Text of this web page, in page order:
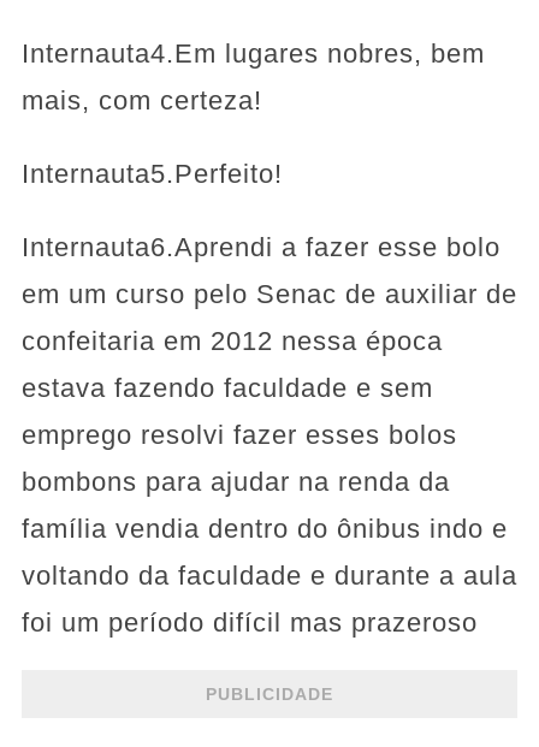
Internauta4.Em lugares nobres, bem
mais, com certeza!
Internauta5.Perfeito!
Internauta6.Aprendi a fazer esse bolo
em um curso pelo Senac de auxiliar de
confeitaria em 2012 nessa época
estava fazendo faculdade e sem
emprego resolvi fazer esses bolos
bombons para ajudar na renda da
família vendia dentro do ônibus indo e
voltando da faculdade e durante a aula
foi um período difícil mas prazeroso
PUBLICIDADE